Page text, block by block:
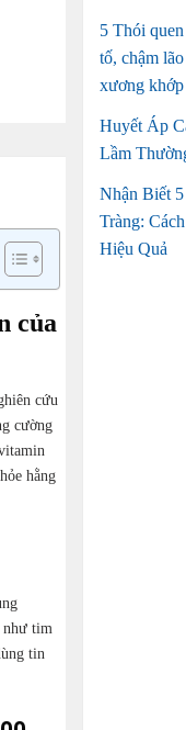
5 Thói
tố, chậm
xương khớp
Huyết Áp
Lầm
Nhận Biết
Tràng:
Hiệu Quả
của
cứu
cường
hằng
như tim
tin